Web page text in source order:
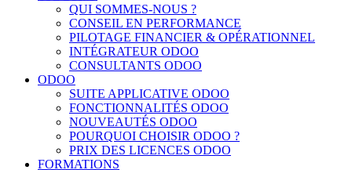
QUI SOMMES-NOUS ?
CONSEIL EN PERFORMANCE
PILOTAGE FINANCIER & OPÉRATIONNEL
INTÉGRATEUR ODOO
CONSULTANTS ODOO
ODOO
SUITE APPLICATIVE ODOO
FONCTIONNALITÉS ODOO
NOUVEAUTÉS ODOO
POURQUOI CHOISIR ODOO ?
PRIX DES LICENCES ODOO
FORMATIONS